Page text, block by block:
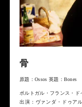
骨
原題：Ossos 英題：Bones
ポルトガル・フランス・
出演：ヴァンダ・ドゥア